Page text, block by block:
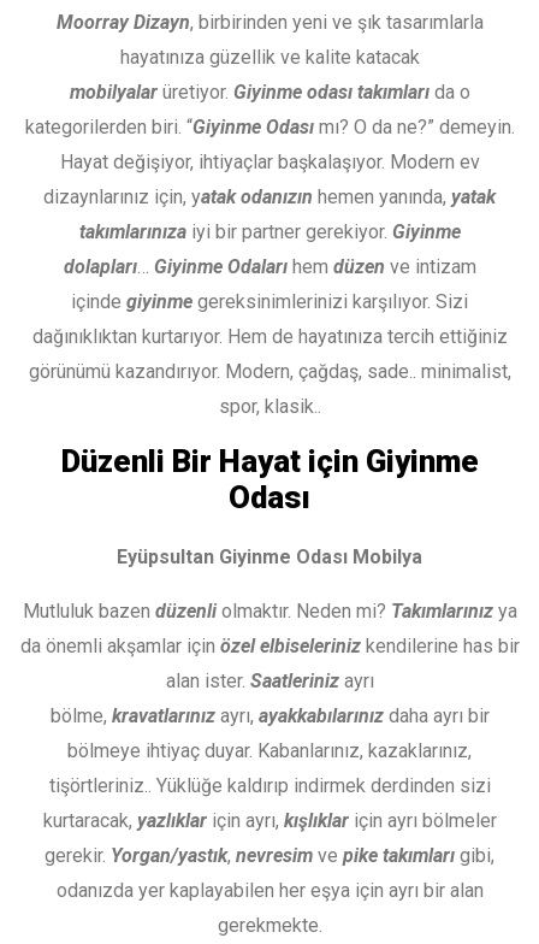
Moorray Dizayn, birbirinden yeni ve şık tasarımlarla
hayatınıza güzellik ve kalite katacak
mobilyalarüretiyor. Giyinme odası takımlarıda o
kategorilerden biri. “Giyinme Odasımı? O da ne?” demeyin.
Hayat değişiyor, ihtiyaçlar başkalaşıyor. Modern ev
dizaynlarınız için, yatak odanızın hemen yanında, yatak
takımlarınızaiyi bir partner gerekiyor. Giyinme
dolapları… Giyinme Odalarıhem düzen ve intizam
içinde giyinme gereksinimlerinizi karşılıyor. Sizi
dağınıklıktan kurtarıyor. Hem de hayatınıza tercih ettiğiniz
görünümü kazandırıyor. Modern, çağdaş, sade.. minimalist,
spor, klasik..
Düzenli Bir Hayat için Giyinme
Odası
Eyüpsultan Giyinme Odası Mobilya
Mutluluk bazen düzenliolmaktır. Neden mi? Takımlarınız ya
da önemli akşamlar için özel elbiselerinizkendilerine has bir
alan ister. Saatlerinizayrı
bölme, kravatlarınızayrı, ayakkabılarınızdaha ayrı bir
bölmeye ihtiyaç duyar. Kabanlarınız, kazaklarınız,
tişörtleriniz.. Yüklüğe kaldırıp indirmek derdinden sizi
kurtaracak, yazlıklariçin ayrı, kışlıklariçin ayrı bölmeler
gerekir. Yorgan/yastık, nevresim ve pike takımları gibi,
odanızda yer kaplayabilen her eşya için ayrı bir alan
gerekmekte.